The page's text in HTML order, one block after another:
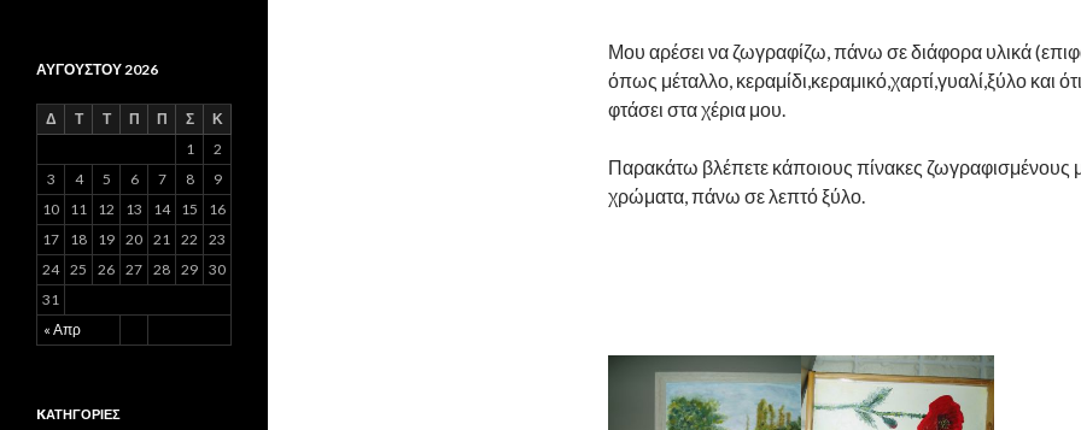
Μου αρέσει να ζωγραφίζω, πάνω σε διάφορα υλικά
όπως μέταλλο, κεραμίδι,κεραμικό,χαρτί,γυαλί,ξύλο και
φτάσει στα χέρια μου.
Παρακάτω βλέπετε κάποιους πίνακες ζωγραφισμένους
χρώματα, πάνω σε λεπτό ξύλο.
ΑΥΓΟΎΣΤΟΥ 2026
Δ Τ Τ Π Π Σ Κ
« Απρ
1
2
3
4 5 6 7 8
9
10
11 12 13 14 15
16
17
18 19 20 21 22
23
24 25 26 27 28 29 30
31
KΑΤΗΓΟΡΊΕΣ